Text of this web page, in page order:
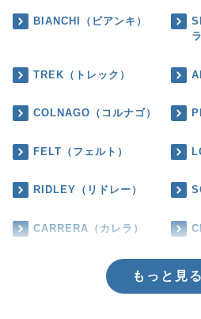
BIANCHI（ビアンキ）
TREK（トレック）
COLNAGO（コルナゴ）
FELT（フェルト）
RIDLEY（リドレー）
CARRERA（カレラ）
もっと見る